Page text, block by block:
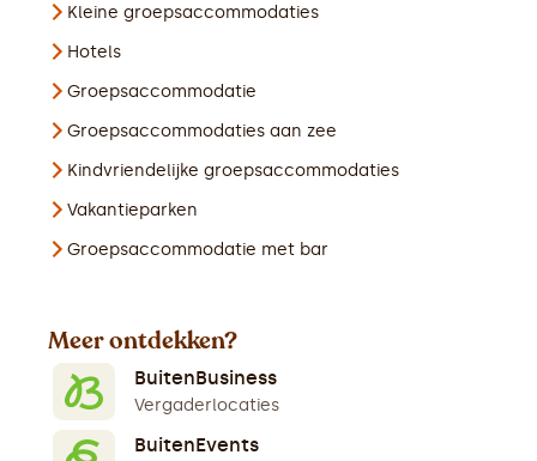
Kleine groepsaccommodaties
Hotels
Groepsaccommodatie
Groepsaccommodaties aan zee
Kindvriendelijke groepsaccommodaties
Vakantieparken
Groepsaccommodatie met bar
Meer ontdekken?
BuitenBusiness
Vergaderlocaties
BuitenEvents